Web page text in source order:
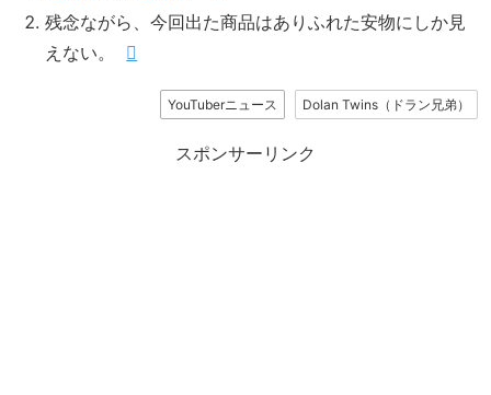
残念ながら、今回出た商品はありふれた安物にしか見
えない。
YouTuberニュース Dolan Twins（ドラン兄弟）
スポンサーリンク